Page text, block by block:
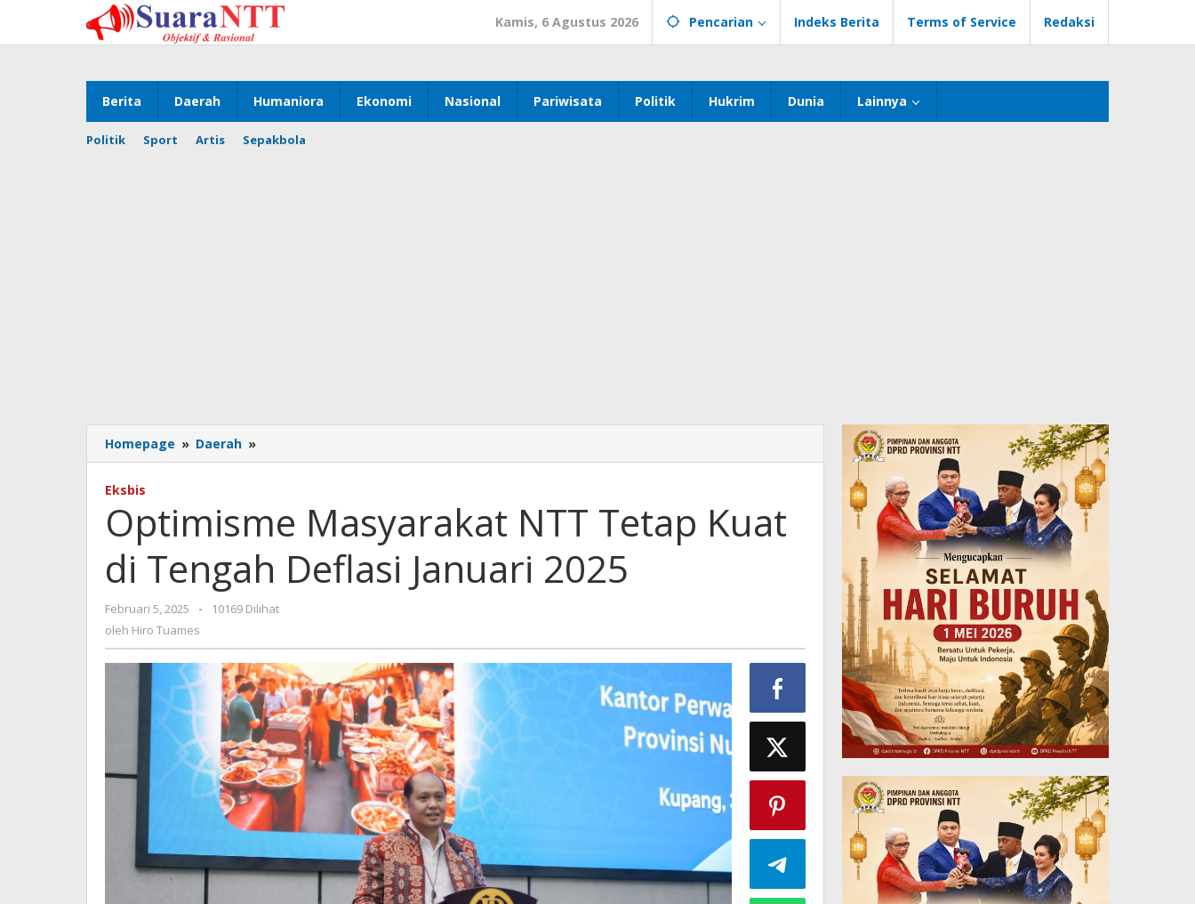
konten
Kamis, 6 Agustus 2026 Pencarian Indeks Berita Terms of Service Redaksi
Berita Daerah Humaniora Ekonomi Nasional Pariwisata Politik Hukrim Dunia Lainnya
Politik Sport Artis Sepakbola
Homepage » Daerah »
Masyarakat
Kuat
di
Tengah
Deflasi
2025
Eksbis
Optimisme Masyarakat NTT Tetap Kuat
di Tengah Deflasi Januari 2025
Februari 5, 2025
oleh
-
10169 Dilihat
oleh Hiro Tuames